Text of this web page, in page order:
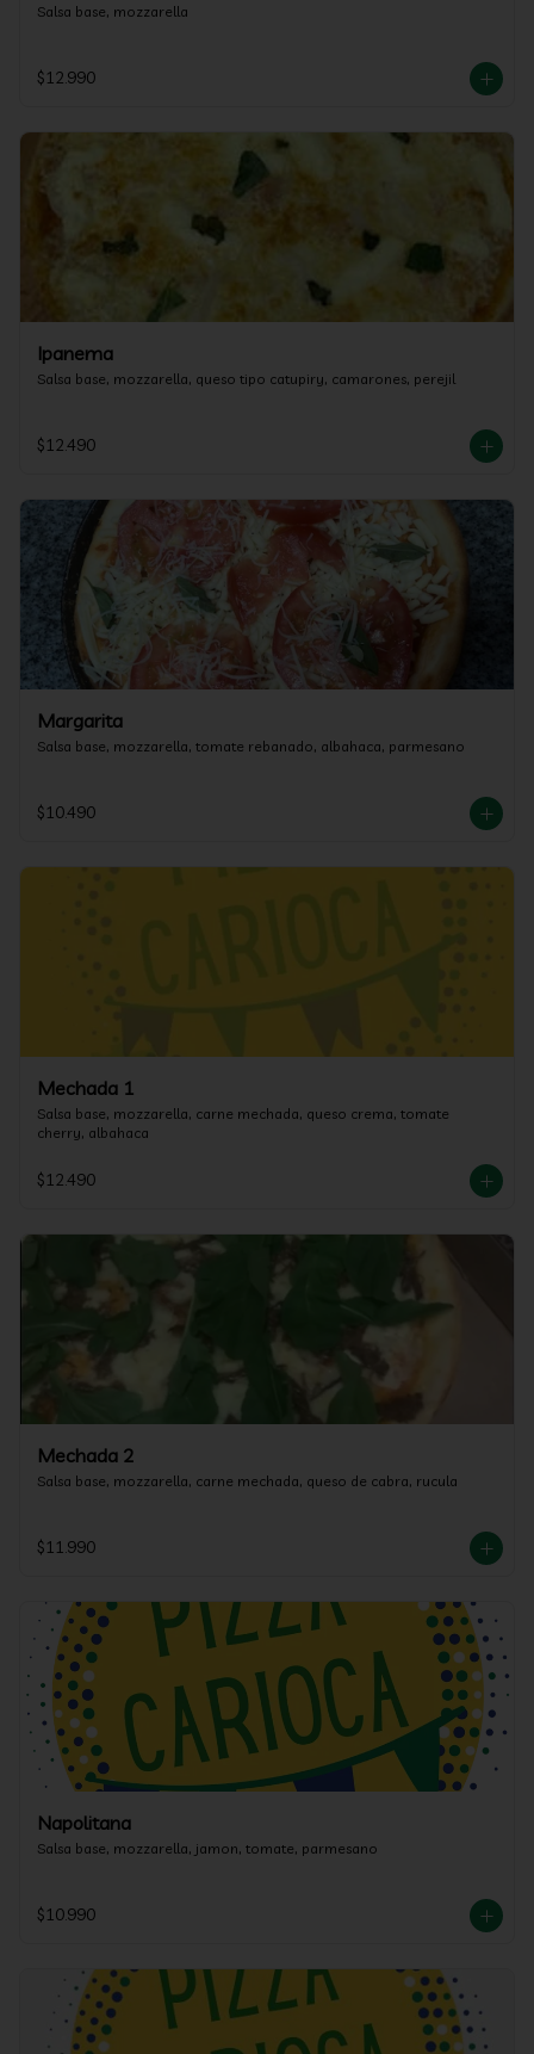
Salsa base, mozzarella
$12.990
Ipanema
Salsa base, mozzarella, queso tipo catupiry, camarones, perejil
$12.490
Margarita
Salsa base, mozzarella, tomate rebanado, albahaca, parmesano
$10.490
Mechada 1
Salsa base, mozzarella, carne mechada, queso crema, tomate
cherry, albahaca
$12.490
Mechada 2
Salsa base, mozzarella, carne mechada, queso de cabra, rucula
$11.990
Napolitana
Salsa base, mozzarella, jamon, tomate, parmesano
$10.990